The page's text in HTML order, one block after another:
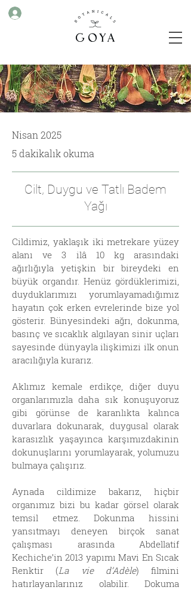
Blog
Nisan 2025
5 dakikalık okuma
Cilt, Duygu ve Tatlı Badem
Yağı
Cildimiz, yaklaşık iki metrekare yüzey
alanı ve 3 ilâ 10 kg arasındaki
ağırlığıyla yetişkin bir bireydeki en
büyük organdır. Henüz gördüklerimizi,
duyduklarımızı yorumlayamadığımız
hayatın çok erken evrelerinde bize yol
gösterir. Bünyesindeki ağrı, dokunma,
basınç ve sıcaklık algılayan sinir uçları
sayesinde dünyayla ilişkimizi ilk onun
aracılığıyla kurarız.
Aklımız kemale erdikçe, diğer duyu
organlarımızla daha sık konuşuyoruz
gibi görünse de karanlıkta kalınca
duvarlara dokunarak, duygusal olarak
karasızlık yaşayınca karşımızdakinin
dokunuşlarını yorumlayarak, yolumuzu
bulmaya çalışırız.
Aynada cildimize bakarız, hiçbir
organımız bizi bu kadar görsel olarak
temsil etmez. Dokunma hissini
yansıtmayı deneyen birçok sanat
çalışması arasında Abdellatif
Kechiche’in 2013 yapımı Mavi En Sıcak
Renktir (La vie d’Adèle) filmini
hatırlayanlarınız olabilir. Dokuma